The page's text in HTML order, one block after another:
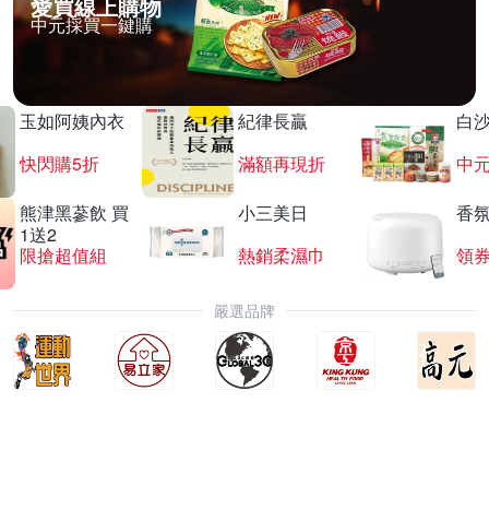
中元採買一鍵購
玉如阿姨內衣
快閃購5折
紀律長贏
滿額再現折
白
中
熊津黑蔘飲 買
1送2
限搶超值組
小三美日
熱銷柔濕巾
香
領
嚴選品牌